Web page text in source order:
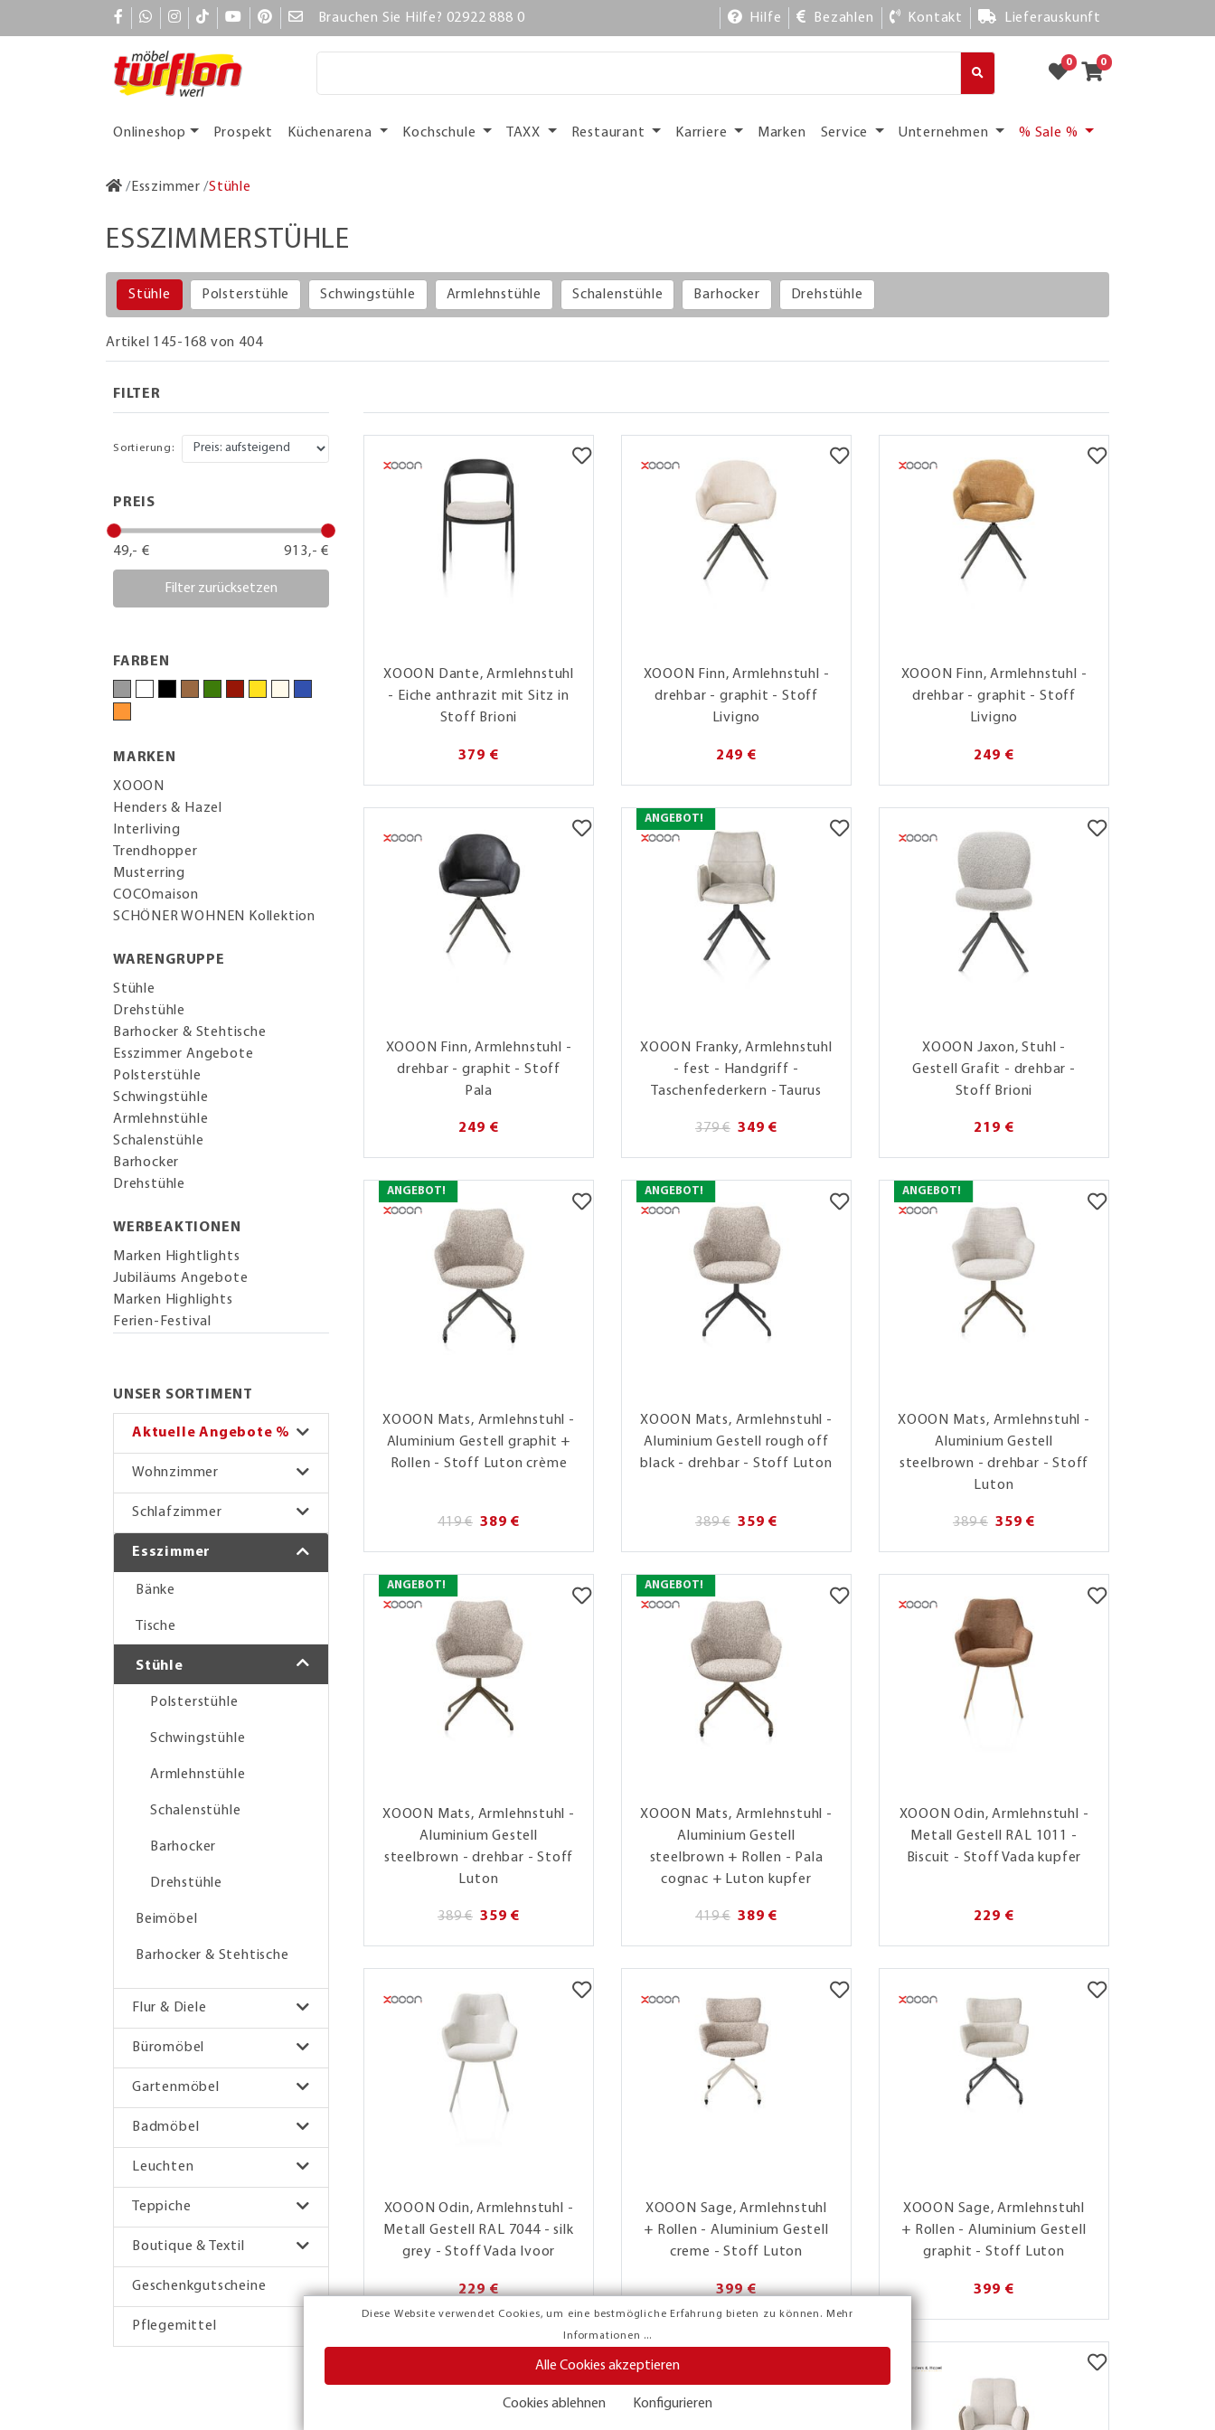
Diese Website verwendet Cookies, um eine bestmögliche Erfahrung bieten zu können. Mehr
Informationen ...
Alle Cookies akzeptieren
Cookies ablehnen Konfigurieren
Brauchen Sie Hilfe? 02922 888 0 Hilfe Bezahlen Kontakt Lieferauskunft
0 0
Onlineshop Prospekt Küchenarena Kochschule TAXX Restaurant Karriere Marken Service Unternehmen % Sale %
Esszimmer Stühle
ESSZIMMERSTÜHLE
Stühle Polsterstühle Schwingstühle Armlehnstühle Schalenstühle Barhocker Drehstühle
Artikel 145-168 von 404
FILTER
Sortierung:
PREIS
49,- € 913,- €
Filter zurücksetzen
FARBEN
MARKEN
XOOON
Henders & Hazel
Interliving
Trendhopper
Musterring
COCOmaison
SCHÖNER WOHNEN Kollektion
WARENGRUPPE
Stühle
Drehstühle
Barhocker & Stehtische
Esszimmer Angebote
Polsterstühle
Schwingstühle
Armlehnstühle
Schalenstühle
Barhocker
Drehstühle
WERBEAKTIONEN
Marken Hightlights
Jubiläums Angebote
Marken Highlights
Ferien-Festival
UNSER SORTIMENT
Aktuelle Angebote %
Wohnzimmer
Schlafzimmer
Esszimmer
Bänke
Tische
Stühle
Polsterstühle
Schwingstühle
Armlehnstühle
Schalenstühle
Barhocker
Drehstühle
Beimöbel
Barhocker & Stehtische
Flur & Diele
Büromöbel
Gartenmöbel
Badmöbel
Leuchten
Teppiche
Boutique & Textil
Geschenkgutscheine
Pflegemittel
XOOON Dante, Armlehnstuhl
- Eiche anthrazit mit Sitz in
Stoff Brioni
379 €
XOOON Finn, Armlehnstuhl -
drehbar - graphit - Stoff
Livigno
249 €
XOOON Finn, Armlehnstuhl -
drehbar - graphit - Stoff
Livigno
249 €
XOOON Finn, Armlehnstuhl -
drehbar - graphit - Stoff
Pala
249 €
ANGEBOT!
XOOON Franky, Armlehnstuhl
- fest - Handgriff -
Taschenfederkern - Taurus
379 € 349 €
XOOON Jaxon, Stuhl -
Gestell Grafit - drehbar -
Stoff Brioni
219 €
ANGEBOT!
XOOON Mats, Armlehnstuhl -
Aluminium Gestell graphit +
Rollen - Stoff Luton crème
419 € 389 €
ANGEBOT!
XOOON Mats, Armlehnstuhl -
Aluminium Gestell rough off
black - drehbar - Stoff Luton
389 € 359 €
ANGEBOT!
XOOON Mats, Armlehnstuhl -
Aluminium Gestell
steelbrown - drehbar - Stoff
Luton
389 € 359 €
ANGEBOT!
XOOON Mats, Armlehnstuhl -
Aluminium Gestell
steelbrown - drehbar - Stoff
Luton
389 € 359 €
ANGEBOT!
XOOON Mats, Armlehnstuhl -
Aluminium Gestell
steelbrown + Rollen - Pala
cognac + Luton kupfer
419 € 389 €
XOOON Odin, Armlehnstuhl -
Metall Gestell RAL 1011 -
Biscuit - Stoff Vada kupfer
229 €
XOOON Odin, Armlehnstuhl -
Metall Gestell RAL 7044 - silk
grey - Stoff Vada Ivoor
229 €
XOOON Sage, Armlehnstuhl
+ Rollen - Aluminium Gestell
creme - Stoff Luton
399 €
XOOON Sage, Armlehnstuhl
+ Rollen - Aluminium Gestell
graphit - Stoff Luton
399 €